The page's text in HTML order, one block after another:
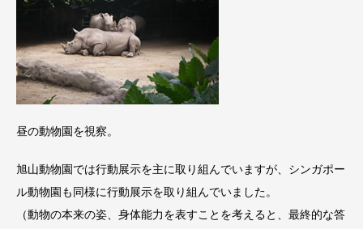
昼の動物園を視察。
旭山動物園では行動展示を主に取り組んでいますが、シンガポー
ル動物園も同様に行動展示を取り組んでいました。
（動物の本来の姿、身体能力を表すことを考えると、最終的な答